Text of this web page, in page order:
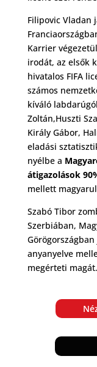
Filipovic Vladan
Karrier
irodát, az elsők
hivatalos FIFA
számos
kíváló
Zoltán,Huszti
Király Gábor,
eladási
nyélbe a
átigazolások
mellett
Szabó Tibor
Szerbiában,
anyanyelve
megérteti magát.